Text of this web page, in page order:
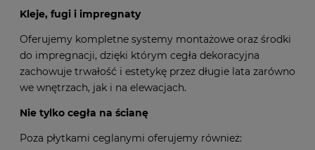
wykonany z ręcznie produkowanej cegły.
Kleje, fugi i impregnaty
Oferujemy kompletne systemy montażowe oraz środki
do impregnacji, dzięki którym cegła dekoracyjna
zachowuje trwałość i estetykę przez długie lata zarówno
we wnętrzach, jak i na elewacjach.
Nie tylko cegła na ścianę